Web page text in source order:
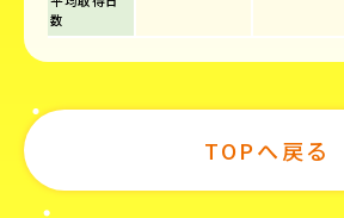
数
TOPへ戻る